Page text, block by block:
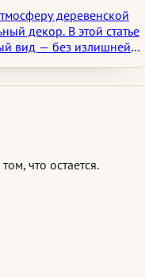
деревенской
декор. В этой статье
вид — без излишней
характер места,
что остается.